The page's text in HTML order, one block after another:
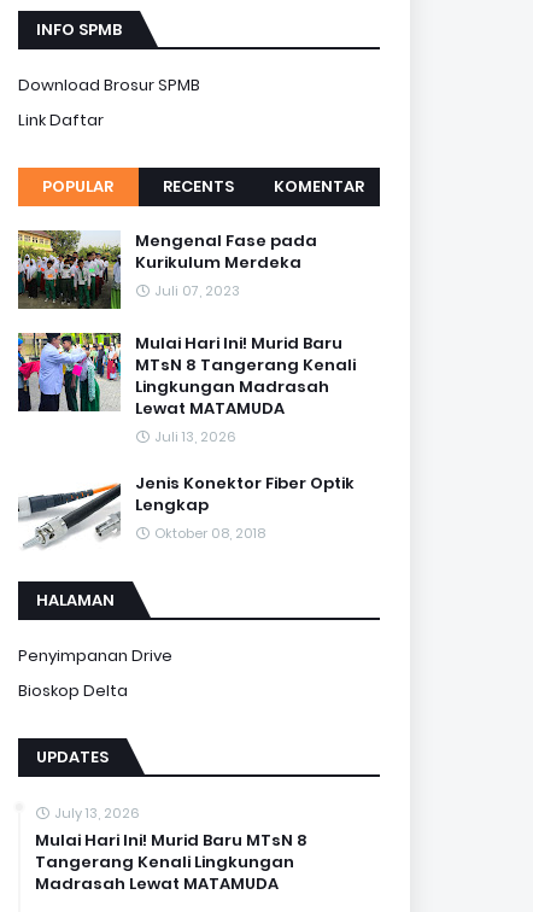
INFO SPMB
Download Brosur SPMB
Link Daftar
POPULAR RECENTS KOMENTAR
Mengenal Fase pada
Kurikulum Merdeka
Juli 07, 2023
Mulai Hari Ini! Murid Baru
MTsN 8 Tangerang Kenali
Lingkungan Madrasah
Lewat MATAMUDA
Juli 13, 2026
Jenis Konektor Fiber Optik
Lengkap
Oktober 08, 2018
HALAMAN
Penyimpanan Drive
Bioskop Delta
UPDATES
July 13, 2026
Mulai Hari Ini! Murid Baru MTsN 8
Tangerang Kenali Lingkungan
Madrasah Lewat MATAMUDA